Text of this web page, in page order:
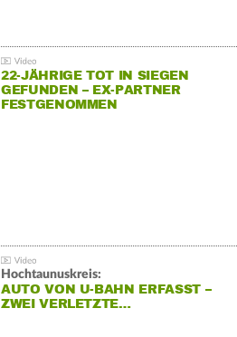
22-JÄHRIGE TOT IN SIEGEN
GEFUNDEN – EX-PARTNER
FESTGENOMMEN
Hochtaunuskreis:
AUTO VON U-BAHN ERFASST –
ZWEI VERLETZTE…